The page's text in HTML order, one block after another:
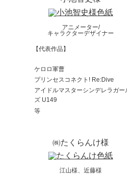
アニメーター/
キャラクターデザイナー
【代表作品】
ケロロ軍曹
プリンセスコネクト! Re:Dive
アイドルマスターシンデレラガー
ズ U149
等
㈱たくらんけ様
江山様、近藤様